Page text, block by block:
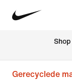
Gerecyclede